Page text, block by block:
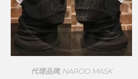
代理品牌, NAROO MASK